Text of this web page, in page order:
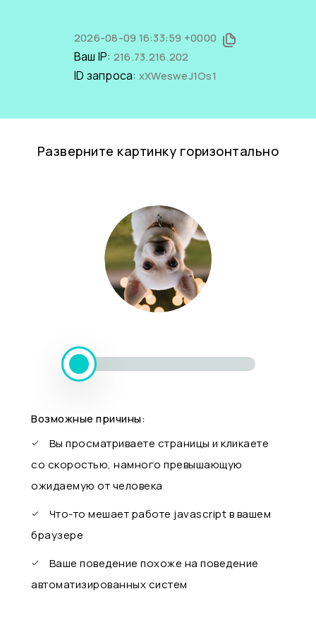
2026-08-09 16:33:59 +0000
Ваш IP: 216.73.216.202
ID запроса: xXWesweJ1Os1
Разверните картинку горизонтально
Возможные причины:
Вы просматриваете страницы и кликаете
со скоростью, намного превышающую
ожидаемую от человека
Что-то мешает работе javascript в вашем
браузере
Ваше поведение похоже на поведение
автоматизированных систем